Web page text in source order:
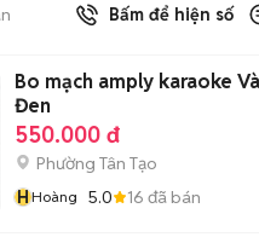
Bấm để hiện số
Bo mạch amply karaoke
Đen
550.000 đ
Phường Tân Tạo
HHoàng 5.0 16 đã bán